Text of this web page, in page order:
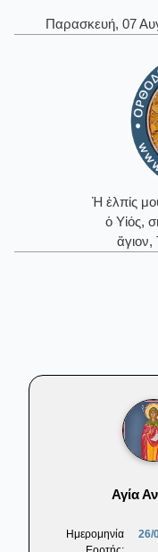
Παρασκευή, 07
Ἡ ἐλπίς
ὁ Υἱός,
ἅγιον,
Αγία
Ημερομηνία
26/